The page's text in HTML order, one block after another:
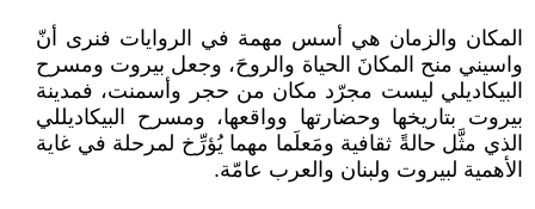
المكان والزمان هي أسس مهمة في الروايات فنرى أنّ
واسيني منح المكانَ الحياة والروحَ، وجعل بيروت ومسرح
البيكاديلي ليست مجرّد مكان من حجر وأسمنت، فمدينة
بيروت بتاريخها وحضارتها وواقعها، ومسرح البيكاديللي
الذي مثَّل حالةً ثقافية ومَعلَما مهما يُؤرِّخ لمرحلة في غاية
الأهمية لبيروت ولبنان والعرب عامّة.